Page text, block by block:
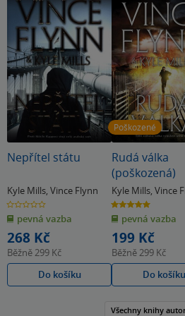
Nepřítel státu
Kyle Mills Vince Flynn
0.0
z
5
hvězdiček
pevná vazba
268 Kč
Běžně 299 Kč
Do košíku
Poškozené
Rudá válka
(poškozená)
Kyle Mills Vince
5.0
z
5
hvězdiček
pevná vazba
199 Kč
Běžně 299 Kč
Do košíku
Všechny knihy